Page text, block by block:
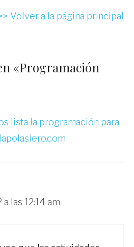
Volver a la página principal
«Programación
lista la programación para
las 12:14 am